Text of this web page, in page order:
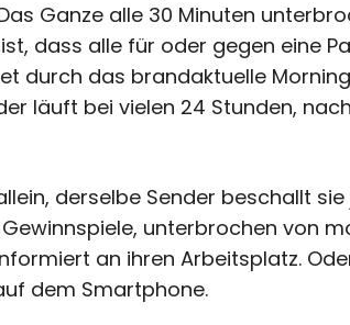
Ganze alle 30 Minuten
dass alle für oder gegen eine
durch das brandaktuelle
läuft bei vielen 24 Stunden,
derselbe Sender beschallt
unterbrochen von
an ihren Arbeitsplatz.
dem Smartphone.